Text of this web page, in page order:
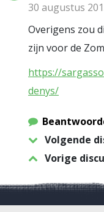
30 augustus
Overigens zou
zijn voor de
https://
denys/
Volgende
Vorige